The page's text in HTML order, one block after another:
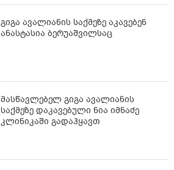
გიგა ავალიანის საქმეზე აკავებენ
ანასტასია ბერუაშვილსაც
მასწავლებელ გიგა ავალიანის
საქმეზე დაკავებული ნია იმნაძე
კლინიკაში გადაჰყავთ